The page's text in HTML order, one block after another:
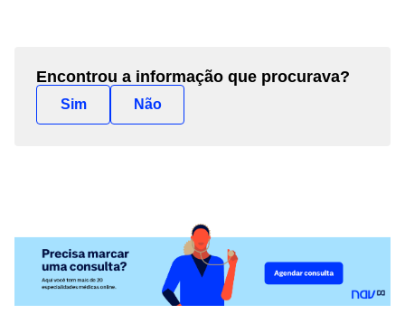
Encontrou a informação que procurava?
Sim Não